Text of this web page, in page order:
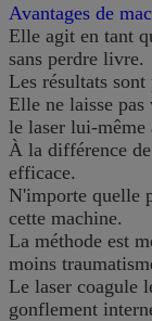
Avantages de
Elle agit en tant
sans perdre livre.
Les résultats sont
Elle ne laisse pas
le laser lui-même
À la différence
efficace.
N'importe quelle
cette machine.
La méthode est
moins
Le laser coagule
gonflement